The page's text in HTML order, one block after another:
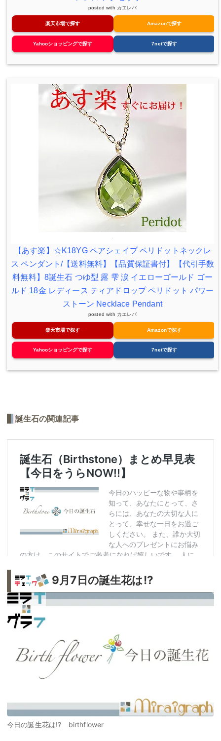
posted with カエレバ
楽天市場で探す Amazonで探す
Yahooショッピングで探す 7netで探す
【あす楽】☆K18YG ペアシェイプ ペリドットネックレ
ス ペンダント/【送料無料】【品質保証書付】【代引手数
料無料】8誕生石 つゆ型 露 雫 涙 イエローゴールド ゴー
ルド 18金 レディース ティアドロップ ペリドット パワー
ストーン Necklace Pendant
posted with カエレバ
楽天市場で探す Amazonで探す
Yahooショッピングで探す 7netで探す
誕生石の関連記事
9月7日の誕生花は!?
今日の誕生花は!? birthflower